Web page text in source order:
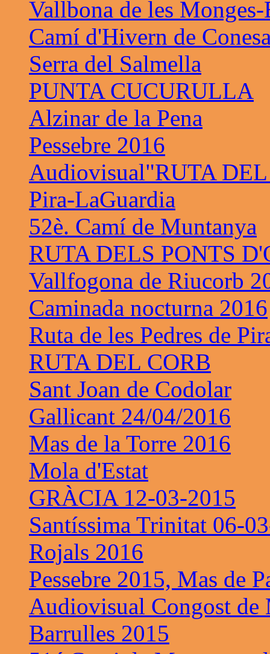
Vallbona de les
Camí d'Hivern de
Serra del Salmella
PUNTA CUCURULLA
Alzinar de la Pena
Pessebre 2016
Audiovisual"RUTA
Pira-LaGuardia
52è. Camí de Muntanya
RUTA DELS PONTS
Vallfogona de Riucorb
Caminada nocturna 2016
Ruta de les Pedres de
RUTA DEL CORB
Sant Joan de Codolar
Gallicant 24/04/2016
Mas de la Torre 2016
Mola d'Estat
GRÀCIA 12-03-2015
Santíssima Trinitat 06-
Rojals 2016
Pessebre 2015, Mas de
Audiovisual Congost de
Barrulles 2015